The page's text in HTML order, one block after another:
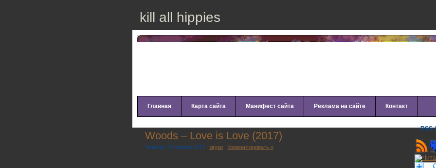
kill all hippies
Главная Карта сайта Манифест сайта Реклама на сайте Контакт
Wооds – Lоvе is Lоvе (2017)
Четверг, 27 апреля 2017 | звуки | Комментировать »
RSS